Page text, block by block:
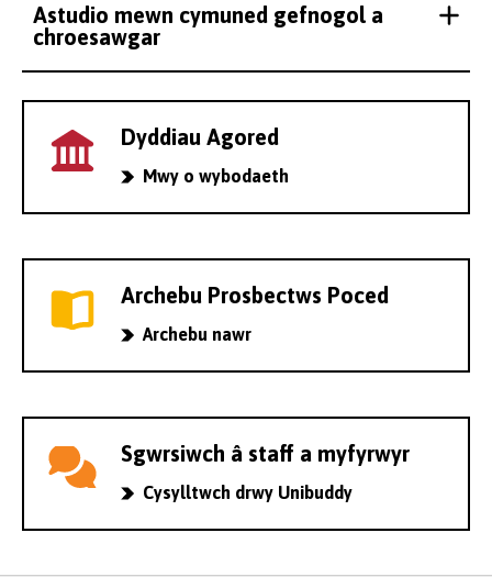
Astudio mewn cymuned gefnogol a
chroesawgar
Dyddiau Agored
Mwy o wybodaeth
Archebu Prosbectws Poced
Archebu nawr
Sgwrsiwch â staff a myfyrwyr
Cysylltwch drwy Unibuddy